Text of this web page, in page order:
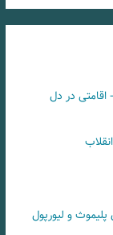
اقامتی در دل
و لیورپول